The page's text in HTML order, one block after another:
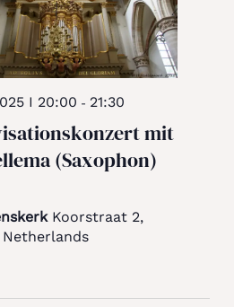
I 20:00 - 21:30
mit
(Saxophon)
Koorstraat 2,